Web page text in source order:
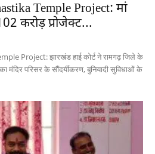
Temple Project: मां
करोड़ प्रोजेक्ट...
Project: झारखंड हाई कोर्ट ने रामगढ़ जिले के
मंदिर परिसर के सौंदर्यीकरण, बुनियादी सुविधाओं के